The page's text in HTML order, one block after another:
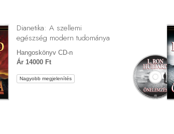
Dianetika: A szellemi
egészség modern tudománya
Hangoskönyv CD-n
Ár 14000 Ft
Nagyobb megjelenítés